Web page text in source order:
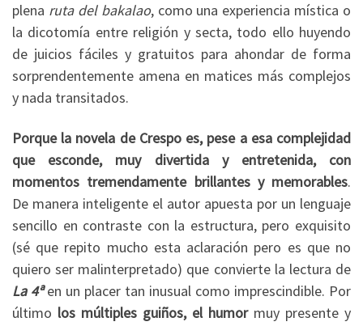
plena ruta del bakalao, como una experiencia mística o
la dicotomía entre religión y secta, todo ello huyendo
de juicios fáciles y gratuitos para ahondar de forma
sorprendentemente amena en matices más complejos
y nada transitados.
Porque la novela de Crespo es, pese a esa complejidad
que esconde, muy divertida y entretenida, con
momentos tremendamente brillantes y memorables.
De manera inteligente el autor apuesta por un lenguaje
sencillo en contraste con la estructura, pero exquisito
(sé que repito mucho esta aclaración pero es que no
quiero ser malinterpretado) que convierte la lectura de
La 4ªen un placer tan inusual como imprescindible. Por
último los múltiples guiños, el humormuy presente y